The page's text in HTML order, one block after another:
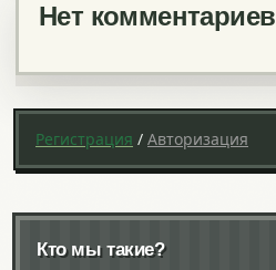
Нет комментариев
Регистрация / Авторизация
Кто мы такие?